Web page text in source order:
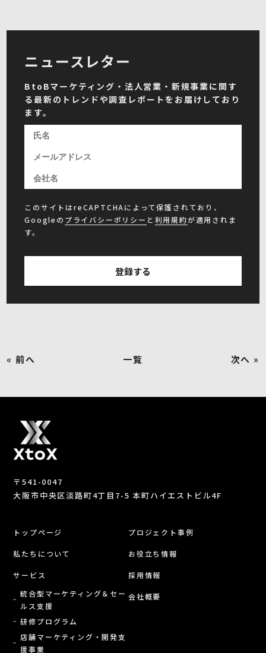
ニュースレター
BtoBマーケティング・法人営業・新規事業に関す
る最新のトレンドや調査レポートをお届けしており
ます。
このサイトはreCAPTCHAによって保護されており、
Googleの プライバシーポリシー と 利用規約が適用されま
す。
« 前へ 一覧 次へ »
〒541-0047
大阪市中央区淡路町4丁目7-5 本町ハイエストビル4F
トップページ
私たちについて
サービス
統合型マーケティング＆セー
ルス支援
研修プログラム
店舗マーケティング・開発支
援事業
プロジェクト事例
お役立ち情報
採用情報
会社概要